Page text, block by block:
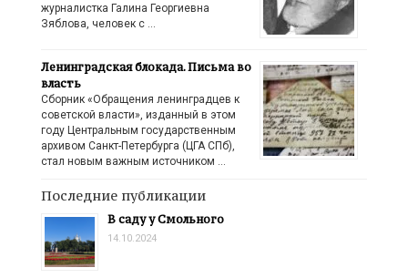
журналистка Галина Георгиевна
Зяблова, человек с …
Ленинградская блокада. Письма во
власть
Сборник «Обращения ленинградцев к
советской власти», изданный в этом
году Центральным государственным
архивом Санкт-Петербурга (ЦГА СПб),
стал новым важным источником …
Последние публикации
В саду у Смольного
14.10.2024